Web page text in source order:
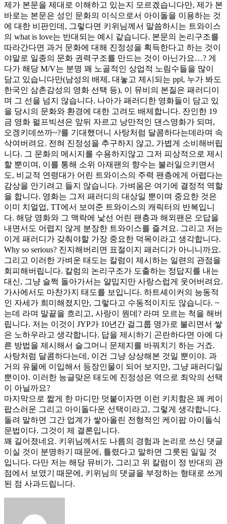
제가 본문을 제대로 이해하고 있는지 모르겠습니다만, 제가 본
바로는 본문은 성인 문화의 이식으로서 아이돌을 이용하는 것
에 대한 비판인데, 그렇다면 키위님께서 말씀하시는 트와이스
의 what is love는 반대되는 예시 같습니다. 본문의 논리구조를
따라간다면 과거 문화에 대해 진정성을 획득한다고 하는 것이
야말로 일종의 문화 권력구조를 만드는 것이 아닌가요…? 게
다가 해당 M/V는 분명 꽤 노골적인 상업적 노림수들을 많이
담고 있습니다만(남성의 배제, 대놓고 제시되는 ppl, 누가 봐도
한국인 삼촌감성의 영화 선택 등), 이 뮤비의 본질은 패러디이
며 그 선을 넘지 않습니다. 나아가 패러디한 영화들이 담고 있
을 당시의 문화와 환경에 대한 고려도 배제합니다. 잔인한 19
금 영화 펄프빅션은 앞뒤 자르고 낭만적인 댄스영화가 되며,
오겡키데쓰까~?를 기대했더니 사탕처럼 달콤하다는데라며 속
삭여버려요. 전혀 진정성을 추구하지 않고, 가볍게 소비해버립
니다. 그 문화의 메시지를 수용하지않고 그저 피상적으로 제시
할 뿐이며, 이를 통해 소위 아재팬의 향수는 불러일으키면서
도, 비교적 연령대가 어린 트와이스의 주력 팬층에게 어렵다는
감상을 안기려고 들지 않습니다. 가벼움은 여기에 결정적 역할
을 합니다. 영화는 그저 패러디의 대상일 뿐이며 중요한 것은
이미 치얼업, TT에서 보여준 트와이스의 캐릭터의 반복입니
다. 해당 영화와 그 맥락에 낯선 어린 팬층과 해외팬은 오답을
내면서도 어렵지 않게 분장한 트와이스를 즐겨요. 그리고 저는
이게 패러디가 갖춰야할 가장 중요한 덕목이라고 생각합니다.
Why so serious? 진지해버리면 표절이지 패러디가 아니니까요.
그리고 이러한 가벼운 태도는 칼럼이 제시하는 일련의 관점을
회피해버립니다. 칼럼의 논리구조가 도출하는 정답지를 내는
대신, 그냥 슬쩍 돌아가서는 얄밉지만 사랑스럽게 웃어버려요.
가사에서도 마찬가지 태도를 보입니다. 하트셰이커의 능동적
인 자세가 희미해졌지만, 그렇다고 수동적이지도 않습니다. ~
는데 라며 말끝을 흐리고, 사랑이 뭔데? 라며 모르는 척을 해버
립니다. 저는 이것이 JYP가 10년간 걸그룹 명가로 불리면서 쌓
은 노하우라고 생각합니다. 답을 제시하기 곤란하다면 아예 다
른 방법을 제시해서 슬그머니 문제지를 바꿔치기 하는 거죠.
사탕처럼 달콤하다는데, 이건 그냥 상상해본 것일 뿐이야. 과
거의 유물에 이입해서 등장인물이 되어 보지만, 그냥 패러디일
뿐이야. 이러한 능글맞은 태도에 진정성은 역으로 최악의 선택
이 아닐까요?
마지막으로 짧게 한 마디만 덧붙이자면 이런 키치함은 꽤 케이
팝스러운 그리고 아이돌다운 선택이라고, 그렇게 생각합니다.
돌려 말하면 그간 업계가 쌓아올린 전형적인 케이팝 아이돌식
문법이다. 그것이 제 결론입니다.
꽤 길어졌네요. 키위님께서도 나름의 경험과 논리로 쓰신 댓글
이실 것이 분명하기 때문에, 틀렸다고 말하면 그릇된 일일 것
입니다. 다만 저는 해당 뮤비가, 그리고 위 칼럼이 정 반대의 관
점에서 보였기 때문에, 키위님의 댓글을 부정하는 형태로 쓰게
된 점 사과드립니다.